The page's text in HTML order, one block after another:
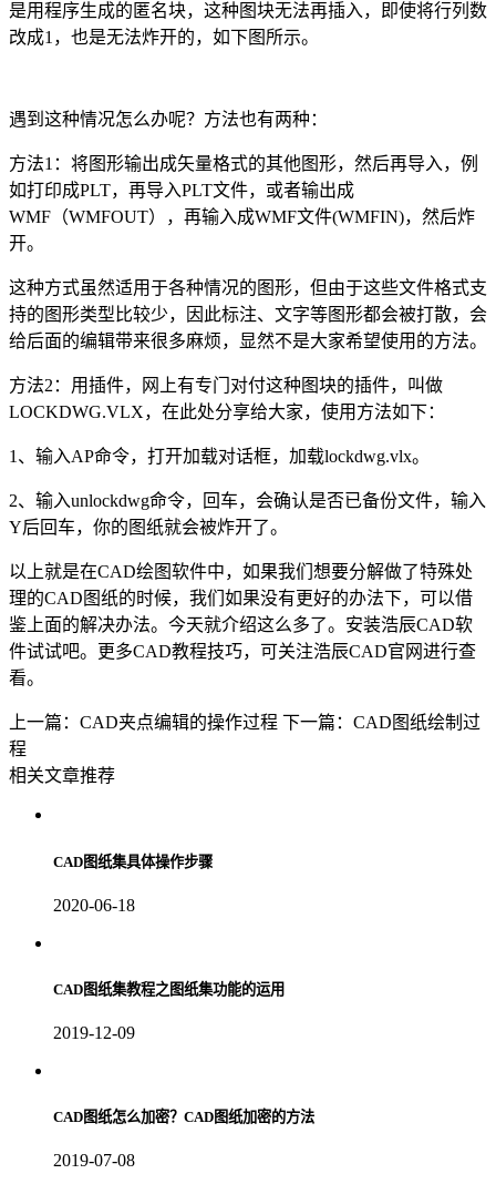
是用程序生成的匿名块，这种图块无法再插入，即使将行列数
改成1，也是无法炸开的，如下图所示。
遇到这种情况怎么办呢？方法也有两种：
方法1 ：将图形输出成矢量格式的其他图形，然后再导入，例
如打印成PLT，再导入PLT文件，或者输出成
WMF （WMFOUT），再输入成WMF文件(WMFIN)，然后炸
开。
这种方式虽然适用于各种情况的图形，但由于这些文件格式支
持的图形类型比较少，因此标注、文字等图形都会被打散，会
给后面的编辑带来很多麻烦，显然不是大家希望使用的方法。
方法2：用插件，网上有专门对付这种图块的插件，叫做
LOCKDWG.VLX，在此处分享给大家，使用方法如下：
1、输入AP命令，打开加载对话框，加载lockdwg.vlx。
2、输入unlockdwg命令，回车，会确认是否已备份文件，输入
Y后回车，你的图纸就会被炸开了。
以上就是在CAD绘图软件中，如果我们想要分解做了特殊处
理的CAD图纸的时候，我们如果没有更好的办法下，可以借
鉴上面的解决办法。今天就介绍这么多了。安装浩辰CAD软
件试试吧。更多CAD教程技巧，可关注浩辰CAD官网进行查
看。
上一篇：CAD夹点编辑的操作过程 下一篇：CAD图纸绘制过
程
相关文章推荐
CAD图纸集具体操作步骤
2020-06-18
CAD图纸集教程之图纸集功能的运用
2019-12-09
CAD图纸怎么加密？CAD图纸加密的方法
2019-07-08